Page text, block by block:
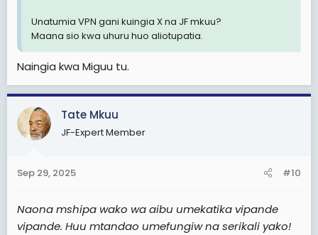
Unatumia VPN gani kuingia X na JF mkuu?
Maana sio kwa uhuru huo aliotupatia.
Naingia kwa Miguu tu.
Tate Mkuu
JF-Expert Member
Sep 29, 2025 #10
Naona mshipa wako wa aibu umekatika vipande
vipande. Huu mtandao umefungiw na serikali yako!